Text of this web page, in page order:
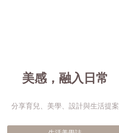
美感，融入日常
分享育兒、美學、設計與生活提案